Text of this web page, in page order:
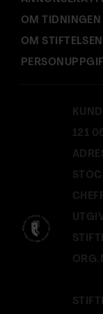
OM TIDNINGEN
OM STIFTELSEN
121